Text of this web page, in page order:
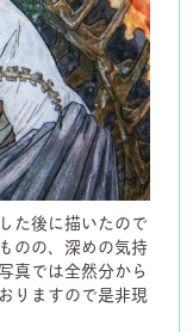
た後に描いたので
のの、深めの気持
真では全然分から
りますので是非現